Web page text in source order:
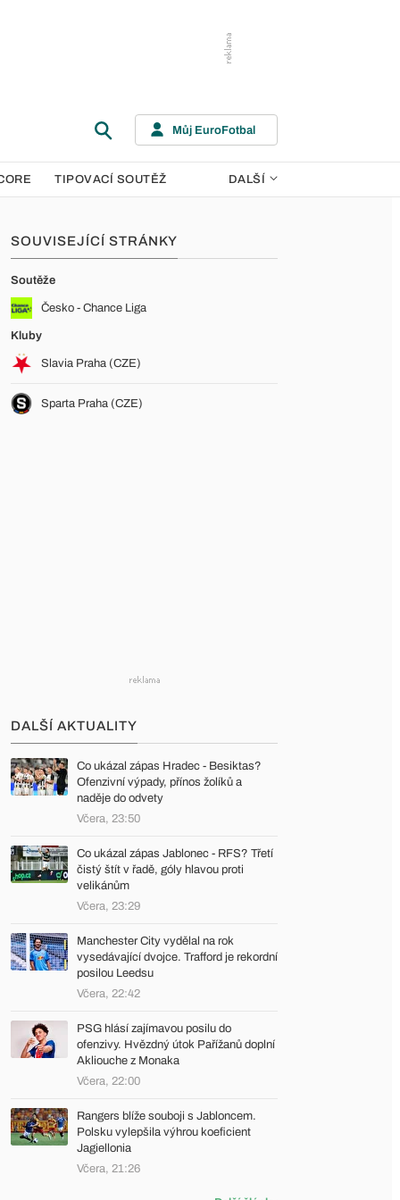
Můj EuroFotbal
TIPOVACÍ SOUTĚŽ DALŠÍ
SOUVISEJÍCÍ STRÁNKY
Soutěže
Česko - Chance Liga
Kluby
Slavia Praha (CZE)
Sparta Praha (CZE)
DALŠÍ AKTUALITY
Co ukázal zápas Hradec - Besiktas?
Ofenzivní výpady, přínos žolíků a
naděje do odvety
Včera, 23:50
Co ukázal zápas Jablonec - RFS? Třetí
čistý štít v řadě, góly hlavou proti
velikánům
Včera, 23:29
Manchester City vydělal na rok
vysedávající dvojce. Trafford je rekordní
posilou Leedsu
Včera, 22:42
PSG hlásí zajímavou posilu do
ofenzivy. Hvězdný útok Pařížanů doplní
Akliouche z Monaka
Včera, 22:00
Rangers blíže souboji s Jabloncem.
Polsku vylepšila výhrou koeficient
Jagiellonia
Včera, 21:26